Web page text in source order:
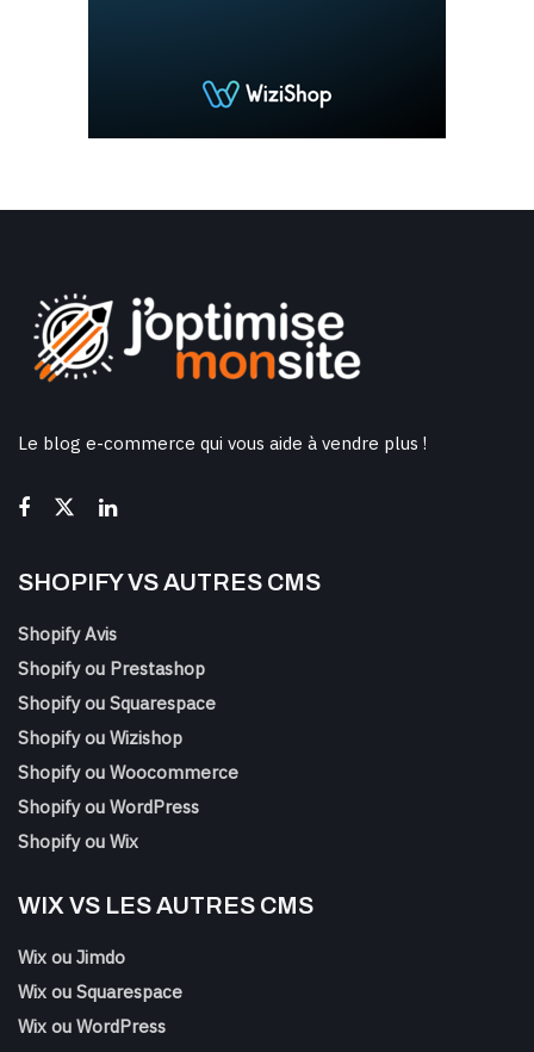
Le blog e-commerce qui vous aide à vendre plus !
SHOPIFY VS AUTRES CMS
Shopify Avis
Shopify ou Prestashop
Shopify ou Squarespace
Shopify ou Wizishop
Shopify ou Woocommerce
Shopify ou WordPress
Shopify ou Wix
WIX VS LES AUTRES CMS
Wix ou Jimdo
Wix ou Squarespace
Wix ou WordPress